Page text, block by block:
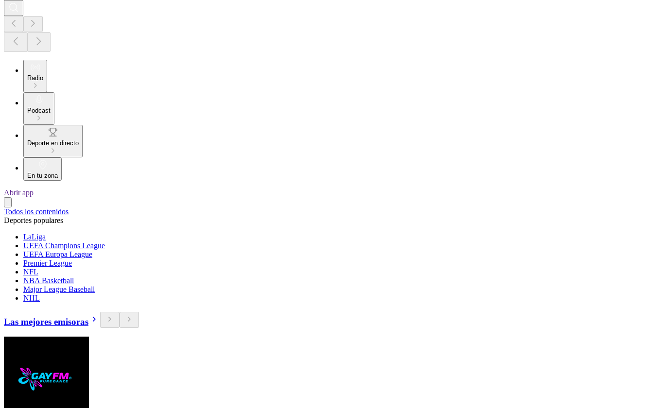
Radio
Podcast
Deporte en directo
En tu zona
Abrir app
Todos los contenidos
Deportes populares
LaLiga
UEFA Champions League
UEFA Europa League
Premier League
NFL
NBA Basketball
Major League Baseball
NHL
Las mejores emisoras